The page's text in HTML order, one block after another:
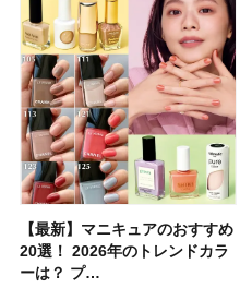
【最新】マニキュアのおすすめ
20選！ 2026年のトレンドカラ
ーは？ プ…
【2026年夏】汗に強い日焼け
止めのおすすめ13選！ 汗で塗
膜が強化され…
【最新】マニキュアのおすすめ
20選！ 2026年のトレンドカラ
ーは？ プ…
【デパコスのネイルオイル10
選】プレゼントにおすすめ！ケ
ア効果、ビジュ、…
【石井美保さんのおすすめお菓
子＆お茶10選】手土産にもぴっ
たり
【2026年夏】おすすめの髪型
36選！ショート・ボブ・ミディ
アム・ロング…
【読者プレゼント】羽の見えな
いハンディファン
「baramood」を3名様…
【セザンヌ】8/7新色追加！
「ウォータリーティントリップ
」10モモピュ…